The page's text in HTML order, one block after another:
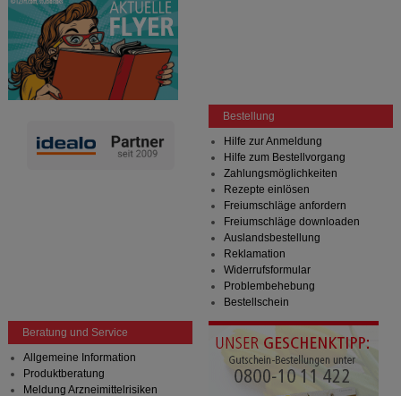
Bestellung
Hilfe zur Anmeldung
Hilfe zum Bestellvorgang
Zahlungsmöglichkeiten
Rezepte einlösen
Freiumschläge anfordern
Freiumschläge downloaden
Auslandsbestellung
Reklamation
Widerrufsformular
Problembehebung
Bestellschein
Beratung und Service
Allgemeine Information
Produktberatung
Meldung Arzneimittelrisiken